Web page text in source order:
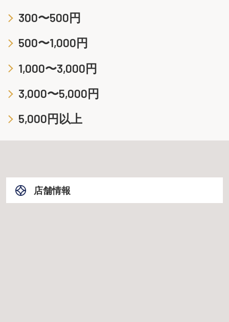
300〜500円
500〜1,000円
1,000〜3,000円
3,000〜5,000円
5,000円以上
店舗情報